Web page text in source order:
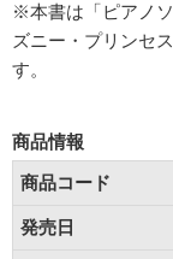
※本書は「ピアノ
ズニー・プリンセ
す。
商品情報
商品コード
発売日